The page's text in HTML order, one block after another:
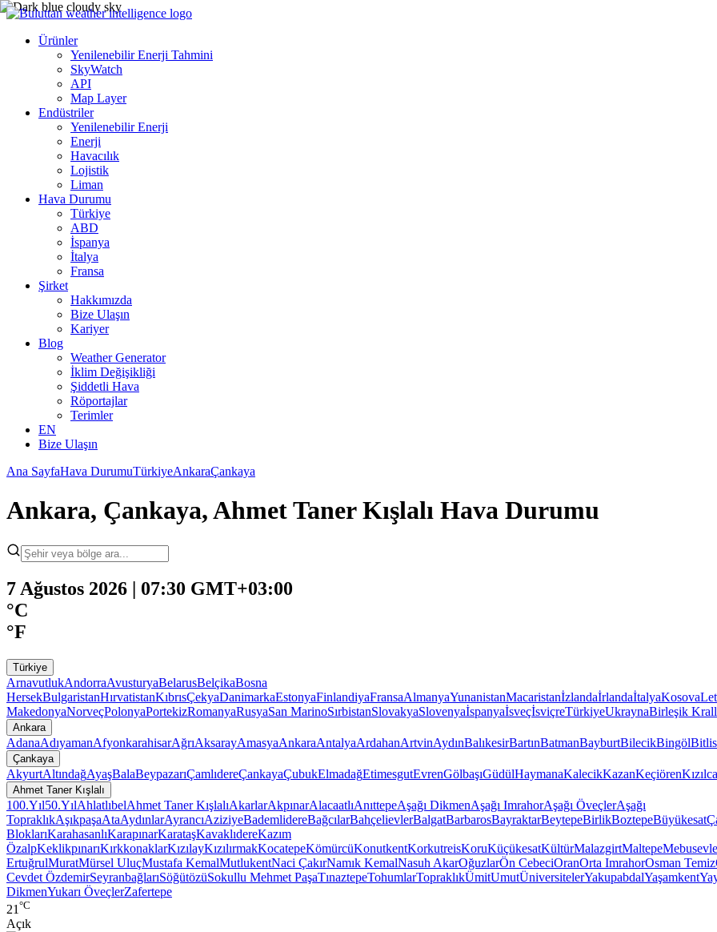
Ürünler
Yenilenebilir Enerji Tahmini
SkyWatch
API
Map Layer
Endüstriler
Yenilenebilir Enerji
Enerji
Havacılık
Lojistik
Liman
Hava Durumu
Türkiye
ABD
İspanya
İtalya
Fransa
Şirket
Hakkımızda
Bize Ulaşın
Kariyer
Blog
Weather Generator
İklim Değişikliği
Şiddetli Hava
Röportajlar
Terimler
EN
Bize Ulaşın
Ana SayfaHava DurumuTürkiyeAnkaraÇankaya
Ankara, Çankaya, Ahmet Taner Kışlalı Hava Durumu
7 Ağustos 2026 | 07:30 GMT+03:00
°C
°F
Türkiye
ArnavutlukAndorraAvusturyaBelarusBelçikaBosna
HersekBulgaristanHırvatistanKıbrısÇekyaDanimarkaEstonyaFinlandiyaFransaAlmanyaYunanistanMacaristanİzlandaİrlandaİtalyaKosova
MakedonyaNorveçPolonyaPortekizRomanyaRusyaSan MarinoSırbistanSlovakyaSlovenyaİspanyaİsveçİsviçreTürkiyeUkraynaBirleşik
Ankara
AdanaAdıyamanAfyonkarahisarAğrıAksarayAmasyaAnkaraAntalyaArdahanArtvinAydınBalıkesirBartınBatmanBayburtBilecikBingölBitlis
Çankaya
AkyurtAltındağAyaşBalaBeypazarıÇamlıdereÇankayaÇubukElmadağEtimesgutEvrenGölbaşıGüdülHaymanaKalecikKazanKeçiören
Ahmet Taner Kışlalı
100.Yıl50.YılAhlatlıbelAhmet Taner KışlalıAkarlarAkpınarAlacaatlıAnıttepeAşağı DikmenAşağı ImrahorAşağı ÖveçlerAşağı
TopraklıkAşıkpaşaAtaAydınlarAyrancıAziziyeBademlidereBağcılarBahçelievlerBalgatBarbarosBayraktarBeytepeBirlikBoztepeBüyükesat
BloklarıKarahasanlıKarapınarKarataşKavaklıdereKazım
ÖzalpKeklikpınarıKırkkonaklarKızılayKızılırmakKocatepeKömürcüKonutkentKorkutreisKoruKüçükesatKültürMalazgirtMaltepe
ErtuğrulMuratMürsel UluçMustafa KemalMutlukentNaci ÇakırNamık KemalNasuh AkarOğuzlarÖn CebeciOranOrta ImrahorOsman Temiz
Cevdet ÖzdemirSeyranbağlarıSöğütözüSokullu Mehmet PaşaTınaztepeTohumlarTopraklıkÜmitUmutÜniversitelerYakupabdalYaşamkent
DikmenYukarı ÖveçlerZafertepe
21 °C
Açık